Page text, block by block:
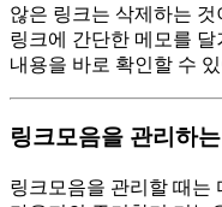
않은 링크는 삭제하는
링크에 간단한 메모를
내용을 바로 확인할 수
링크모음을 관리하
링크모음을 관리할 때는